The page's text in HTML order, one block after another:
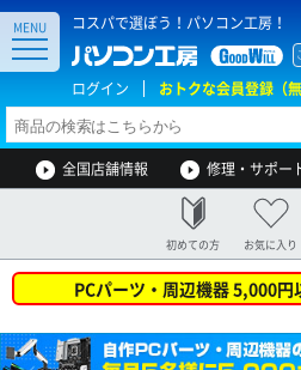
コスパで選ぼう！パソコン工房！
ログイン おトクな会員登録（無
MENU
全国店舗情報 修理・サポー
初めての方 お気に入り
PCパーツ・周辺機器 5,000円